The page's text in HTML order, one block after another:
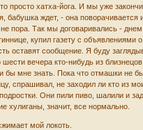
просто хатха-йога. И мы уже
бабушка ждет, - она поворачивается
пора. Так мы договаривались -
купил газету с
оставят сообщение. Я буду
шести вечера кто-нибудь из
бы мне знать. Пока что отмашки не
спрашивал, не заходил ли кто из
Они пили пиво, шалили и
хулиганы, значит, все нормально.
мой локоть.